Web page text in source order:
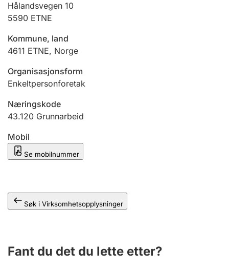
Jeger
Ektepaktveileder
Offentlig sektor
Andre tema
Hålandsvegen 10
5590 ETNE
Kommune, land
4611 ETNE, Norge
Organisasjonsform
Enkeltpersonforetak
Næringskode
43.120 Grunnarbeid
Mobil
Se mobilnummer
Søk i Virksomhetsopplysninger
Fant du det du lette etter?